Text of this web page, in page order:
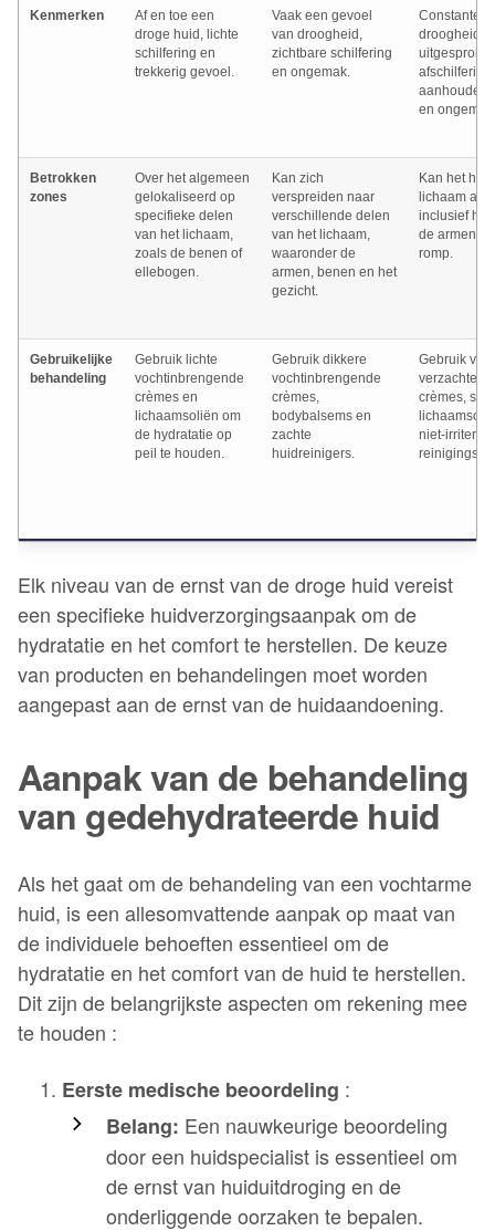
Kenmerken
Af en toe een
droge huid, lichte
schilfering en
trekkerig gevoel.
Vaak een gevoel
van droogheid,
zichtbare schilfering
en ongemak.
Constante
droogheid,
afschilfering,
en
Betrokken
zones
Over het algemeen
gelokaliseerd op
specifieke delen
van het lichaam,
zoals de benen of
ellebogen.
Kan zich
verspreiden naar
verschillende delen
van het lichaam,
waaronder de
armen, benen en het
gezicht.
Kan het hele
lichaam
inclusief het
de armen,
romp.
Gebruikelijke
behandeling
Gebruik lichte
vochtinbrengende
crèmes en
lichaamsoliën om
de hydratatie op
peil te houden.
Gebruik dikkere
vochtinbrengende
crèmes,
bodybalsems en
zachte
huidreinigers.
Gebruik
crèmes,
niet-
Elk niveau van de ernst van de droge huid vereist
een specifieke huidverzorgingsaanpak om de
hydratatie en het comfort te herstellen. De keuze
van producten en behandelingen moet worden
aangepast aan de ernst van de huidaandoening.
Aanpak van de behandeling
van gedehydrateerde huid
Als het gaat om de behandeling van een vochtarme
huid, is een allesomvattende aanpak op maat van
de individuele behoeften essentieel om de
hydratatie en het comfort van de huid te herstellen.
Dit zijn de belangrijkste aspecten om rekening mee
te houden :
Eerste medische beoordeling :
Belang: Een nauwkeurige beoordeling
door een huidspecialist is essentieel om
de ernst van huiduitdroging en de
onderliggende oorzaken te bepalen.